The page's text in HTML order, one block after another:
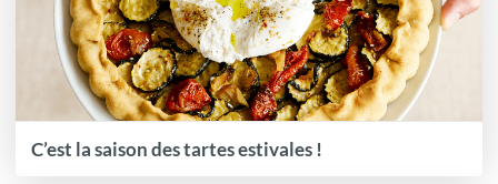
C’est la saison des tartes estivales !